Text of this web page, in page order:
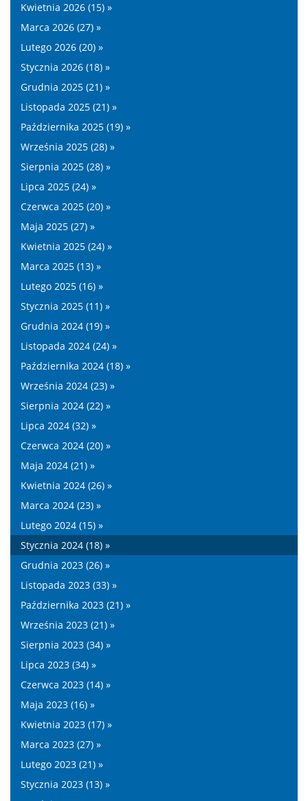
Kwietnia 2026 (15) »
Marca 2026 (27) »
Lutego 2026 (20) »
Stycznia 2026 (18) »
Grudnia 2025 (21) »
Listopada 2025 (21) »
Października 2025 (19) »
Września 2025 (28) »
Sierpnia 2025 (28) »
Lipca 2025 (24) »
Czerwca 2025 (20) »
Maja 2025 (27) »
Kwietnia 2025 (24) »
Marca 2025 (13) »
Lutego 2025 (16) »
Stycznia 2025 (11) »
Grudnia 2024 (19) »
Listopada 2024 (24) »
Października 2024 (18) »
Września 2024 (23) »
Sierpnia 2024 (22) »
Lipca 2024 (32) »
Czerwca 2024 (20) »
Maja 2024 (21) »
Kwietnia 2024 (26) »
Marca 2024 (23) »
Lutego 2024 (15) »
Stycznia 2024 (18) »
Grudnia 2023 (26) »
Listopada 2023 (33) »
Października 2023 (21) »
Września 2023 (21) »
Sierpnia 2023 (34) »
Lipca 2023 (34) »
Czerwca 2023 (14) »
Maja 2023 (16) »
Kwietnia 2023 (17) »
Marca 2023 (27) »
Lutego 2023 (21) »
Stycznia 2023 (13) »